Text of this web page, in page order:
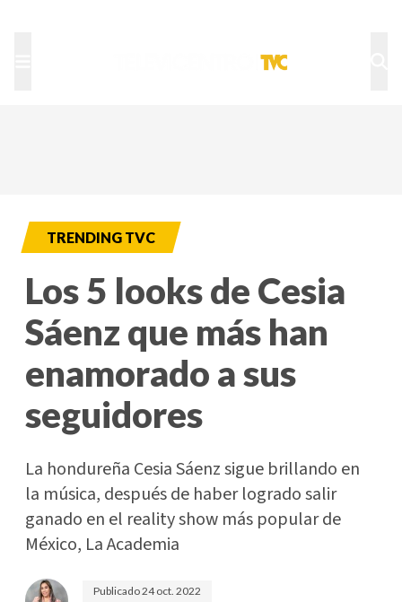
TRENDING TVC
Los 5 looks de Cesia
Sáenz que más han
enamorado a sus
seguidores
La hondureña Cesia Sáenz sigue brillando en
la música, después de haber logrado salir
ganado en el reality show más popular de
México, La Academia
Publicado24 oct. 2022